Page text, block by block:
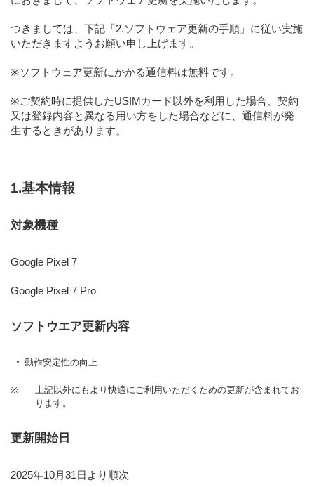
つきましては、下記「2.ソフトウェア更新の手順」に従い実施
いただきますようお願い申し上げます。
※ソフトウェア更新にかかる通信料は無料です。
※ご契約時に提供したUSIMカード以外を利用した場合、契約
又は登録内容と異なる用い方をした場合などに、通信料が発
生するときがあります。
1.基本情報
対象機種
Google Pixel 7
Google Pixel 7 Pro
ソフトウエア更新内容
動作安定性の向上
※
上記以外にもより快適にご利用いただくための更新が含まれてお
ります。
更新開始日
2025年10月31日より順次